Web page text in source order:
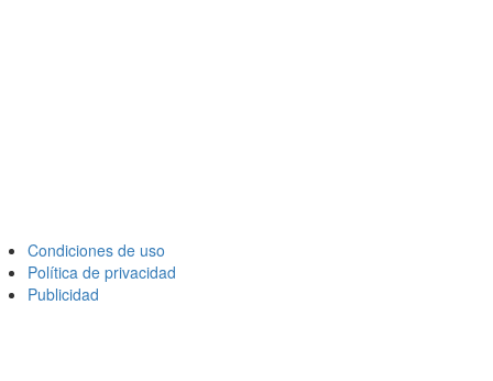
Condiciones de uso
Política de privacidad
Publicidad